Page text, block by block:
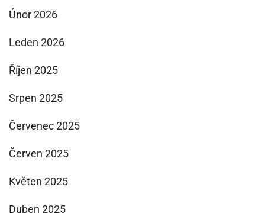
Únor 2026
Leden 2026
Říjen 2025
Srpen 2025
Červenec 2025
Červen 2025
Květen 2025
Duben 2025